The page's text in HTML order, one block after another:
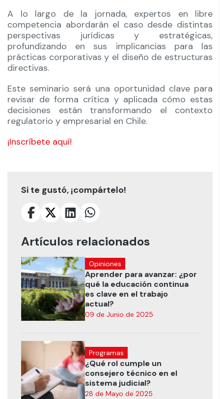
A lo largo de la jornada, expertos en libre
competencia abordarán el caso desde distintas
perspectivas jurídicas y estratégicas,
profundizando en sus implicancias para las
prácticas corporativas y el diseño de estructuras
directivas.
Este seminario será una oportunidad clave para
revisar de forma crítica y aplicada cómo estas
decisiones están transformando el contexto
regulatorio y empresarial en Chile.
¡Inscríbete aquí!
Si te gustó, ¡compártelo!
Artículos relacionados
Opiniones
Aprender para avanzar: ¿por
qué la educación continua
es clave en el trabajo
actual?
09 de Junio de 2025
Programas
¿Qué rol cumple un
consejero técnico en el
sistema judicial?
28 de Mayo de 2025